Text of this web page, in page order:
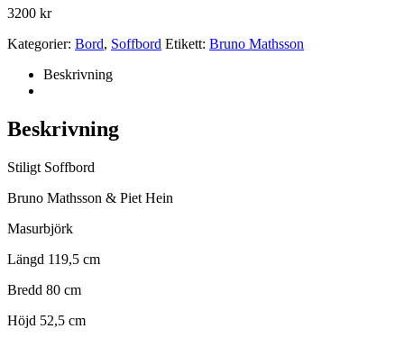
3200 kr
Kategorier: Bord, Soffbord Etikett: Bruno Mathsson
Beskrivning
Beskrivning
Stiligt Soffbord
Bruno Mathsson & Piet Hein
Masurbjörk
Längd 119,5 cm
Bredd 80 cm
Höjd 52,5 cm